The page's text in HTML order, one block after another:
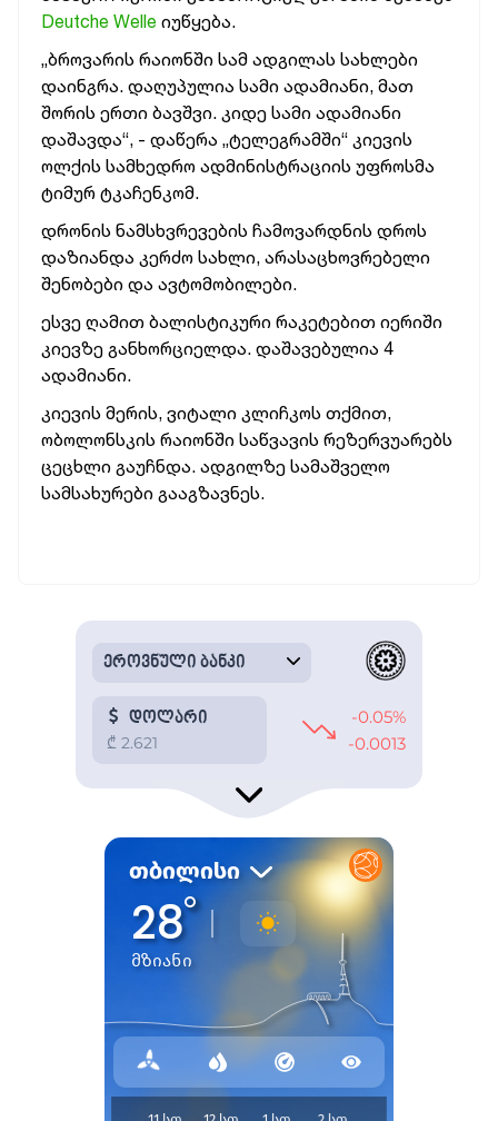
Deutche Welle იუწყება.
„ბროვარის რაიონში სამ ადგილას სახლები
დაინგრა. დაღუპულია სამი ადამიანი, მათ
შორის ერთი ბავშვი. კიდე სამი ადამიანი
დაშავდა“, - დაწერა „ტელეგრამში“ კიევის
ოლქის სამხედრო ადმინისტრაციის უფროსმა
ტიმურ ტკაჩენკომ.
დრონის ნამსხვრევების ჩამოვარდნის დროს
დაზიანდა კერძო სახლი, არასაცხოვრებელი
შენობები და ავტომობილები.
ესვე ღამით ბალისტიკური რაკეტებით იერიში
კიევზე განხორციელდა. დაშავებულია 4
ადამიანი.
კიევის მერის, ვიტალი კლიჩკოს თქმით,
ობოლონსკის რაიონში საწვავის რეზერვუარებს
ცეცხლი გაუჩნდა. ადგილზე სამაშველო
სამსახურები გააგზავნეს.